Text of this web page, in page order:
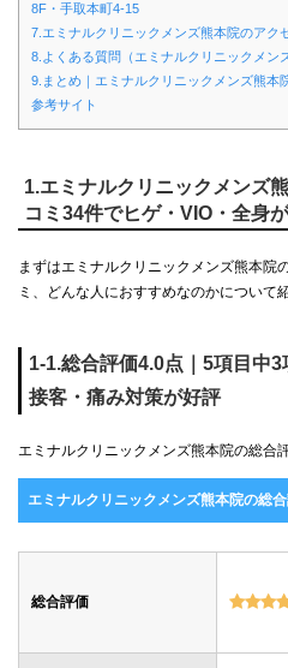
8F・手取本町4-15
7.エミナルクリニックメンズ熊本院のアク
8.よくある質問（エミナルクリニックメン
9.まとめ｜エミナルクリニックメンズ熊本
参考サイト
1.エミナルクリニックメンズ
コミ34件でヒゲ・VIO・全身
まずはエミナルクリニックメンズ熊本院
ミ、どんな人におすすめなのかについて
1-1.総合評価4.0点｜5項目中3
接客・痛み対策が好評
エミナルクリニックメンズ熊本院の総合
エミナルクリニックメンズ熊本院の総
総合評価